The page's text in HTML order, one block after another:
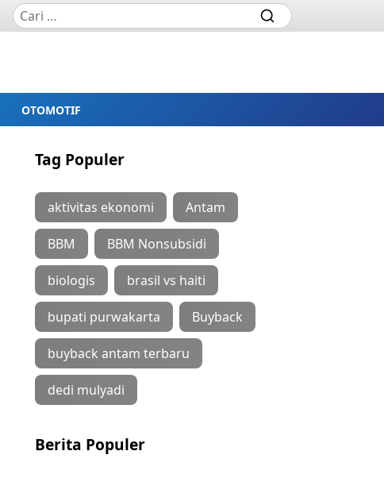
OTOMOTIF
Tag Populer
aktivitas ekonomi Antam
BBM BBM Nonsubsidi
biologis brasil vs haiti
bupati purwakarta Buyback
buyback antam terbaru
dedi mulyadi
Berita Populer